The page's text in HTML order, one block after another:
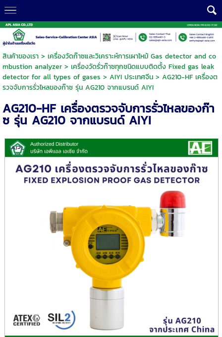
สินค้าของเรา> เครื่องวัดก๊าซและวิเคราะห์การเผาไหม้ Gas detector and co
mbustion analyzer> เครื่องวัดรั่วก๊าซทุกชนิดแบบติดตั้ง Fixed gas leak
detector for all types of gases > AIYI ประเทศจีน> AG210-HF เครื่องต
รวจจับการรั่วไหลของก๊าซ รุ่น AG210 จากแบรนด์ AIYI
AG210-HF เครื่องตรวจจับการรั่วไหลของก๊า
ซ รุ่น AG210 จากแบรนด์ AIYI